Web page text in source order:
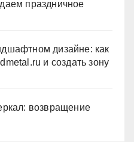
праздничное
дизайне: как
и создать зону
возвращение